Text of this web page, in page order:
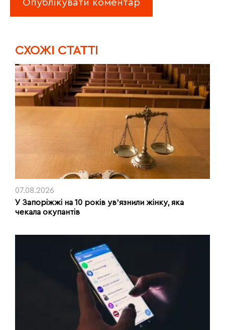
CХОЖІ СТАТТІ
07.08.2026
У Запоріжжі на 10 років увʼязнили жінку, яка
чекала окупантів